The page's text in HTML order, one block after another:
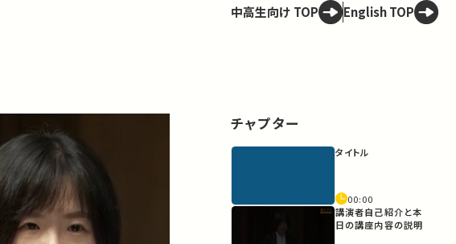
中高生向け TOP English TOP
チャプター
タイトル
00:00
講演者自己紹介と本
日の講座内容の説明